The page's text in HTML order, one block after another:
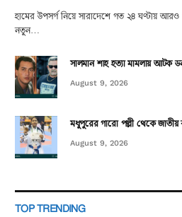
হামের উপসর্গ নিয়ে সারাদেশে গত ২৪ ঘণ্টায়
নতুন…
সালমান শাহ হত্যা মামলায় আটক
August 9, 2026
মধুপুরের গারো পল্লী থেকে জাতীয়
August 9, 2026
TOP TRENDING